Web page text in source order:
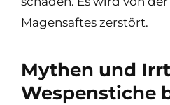
Magensaftes zerstört.
Mythen und
Wespenstiche